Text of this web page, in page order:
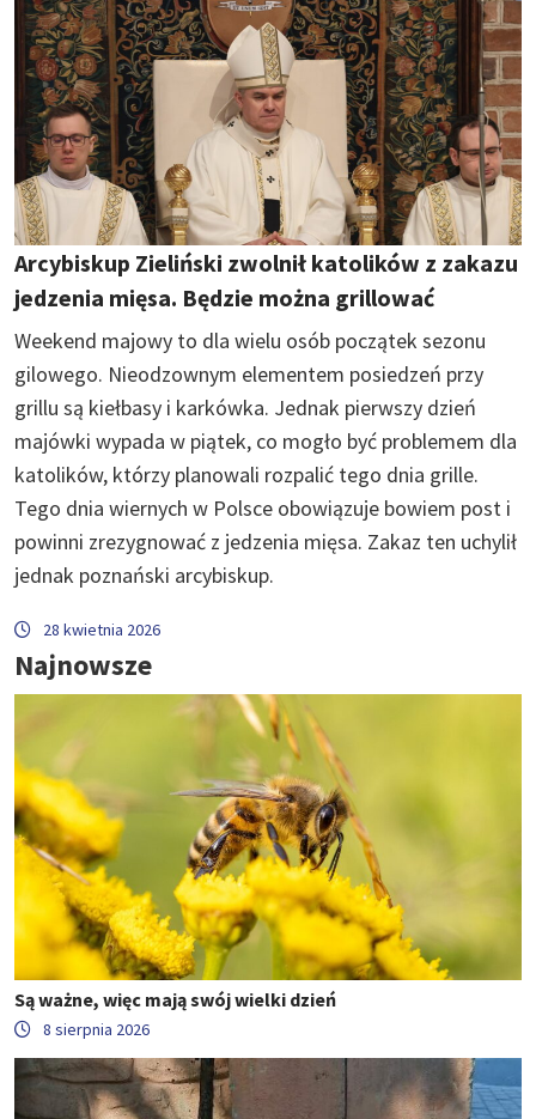
Arcybiskup Zieliński zwolnił katolików z zakazu
jedzenia mięsa. Będzie można grillować
Weekend majowy to dla wielu osób początek sezonu
gilowego. Nieodzownym elementem posiedzeń przy
grillu są kiełbasy i karkówka. Jednak pierwszy dzień
majówki wypada w piątek, co mogło być problemem dla
katolików, którzy planowali rozpalić tego dnia grille.
Tego dnia wiernych w Polsce obowiązuje bowiem post i
powinni zrezygnować z jedzenia mięsa. Zakaz ten uchylił
jednak poznański arcybiskup.
28 kwietnia 2026
Najnowsze
Są ważne, więc mają swój wielki dzień
8 sierpnia 2026